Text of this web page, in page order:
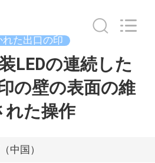
れた出口の印
LEDの連続した
の壁の表面の維
れた操作
中国）